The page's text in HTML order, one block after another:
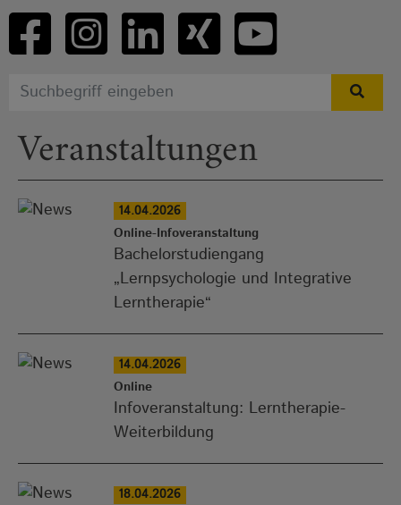
Veranstaltungen
14.04.2026
Online-Infoveranstaltung
Bachelorstudiengang
„Lernpsychologie und Integrative
Lerntherapie“
14.04.2026
Online
Infoveranstaltung: Lerntherapie-
Weiterbildung
18.04.2026